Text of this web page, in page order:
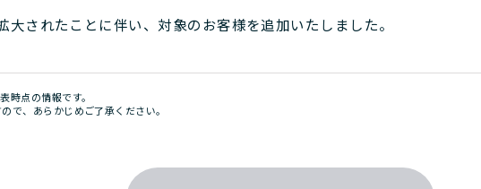
大されたことに伴い、対象のお客様を追加いたしました。
時点の情報です。
で、あらかじめご了承ください。